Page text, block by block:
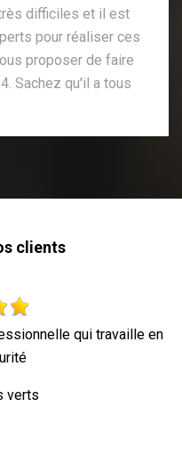
difficiles et il est
pour réaliser ces
proposer de faire
Sachez qu'il a tous
clients
Parfait !